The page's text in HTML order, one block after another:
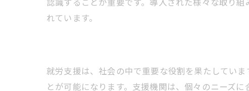
れています。
就労支援は、社会の中で重要な役割を果たしてい
とが可能になります。支援機関は、個々のニーズ